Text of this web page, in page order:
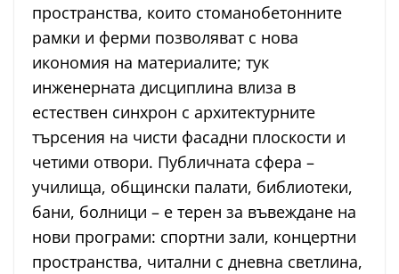
пространства, които стоманобетонните
рамки и ферми позволяват с нова
икономия на материалите; тук
инженерната дисциплина влиза в
естествен синхрон с архитектурните
търсения на чисти фасадни плоскости и
четими отвори. Публичната сфера –
училища, общински палати, библиотеки,
бани, болници – е терен за въвеждане на
нови програми: спортни зали, концертни
пространства, читални с дневна светлина,